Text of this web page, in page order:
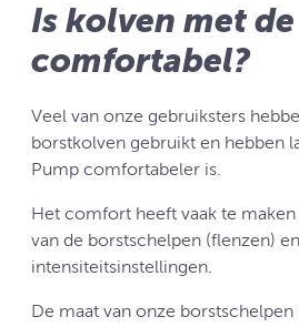
Is kolven met
comfortabel?
Veel van onze gebruiksters
borstkolven gebruikt en hebben
Pump comfortabeler is.
Het comfort heeft vaak te
van de borstschelpen (flenzen)
intensiteitsinstellingen.
De maat van onze borstschelpen